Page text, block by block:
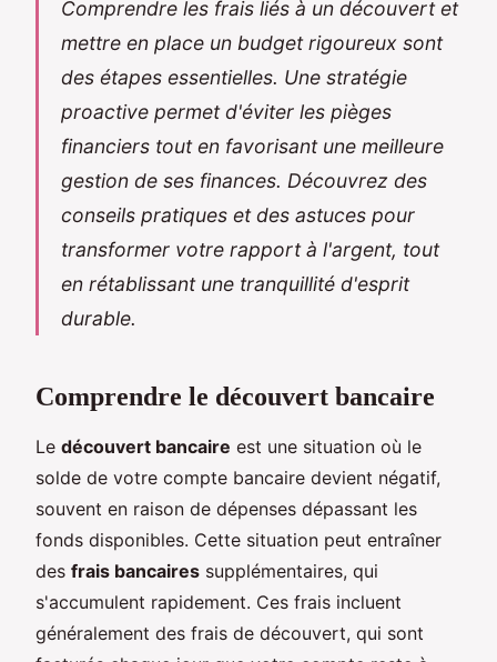
Comprendre les frais liés à un découvert et
mettre en place un budget rigoureux sont
des étapes essentielles. Une stratégie
proactive permet d'éviter les pièges
financiers tout en favorisant une meilleure
gestion de ses finances. Découvrez des
conseils pratiques et des astuces pour
transformer votre rapport à l'argent, tout
en rétablissant une tranquillité d'esprit
durable.
Comprendre le découvert bancaire
Le découvert bancaire est une situation où le
solde de votre compte bancaire devient négatif,
souvent en raison de dépenses dépassant les
fonds disponibles. Cette situation peut entraîner
des frais bancaires supplémentaires, qui
s'accumulent rapidement. Ces frais incluent
généralement des frais de découvert, qui sont